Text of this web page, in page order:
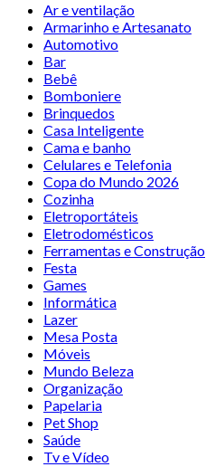
Ar e ventilação
Armarinho e Artesanato
Automotivo
Bar
Bebê
Bomboniere
Brinquedos
Casa Inteligente
Cama e banho
Celulares e Telefonia
Copa do Mundo 2026
Cozinha
Eletroportáteis
Eletrodomésticos
Ferramentas e Construção
Festa
Games
Informática
Lazer
Mesa Posta
Móveis
Mundo Beleza
Organização
Papelaria
Pet Shop
Saúde
Tv e Vídeo